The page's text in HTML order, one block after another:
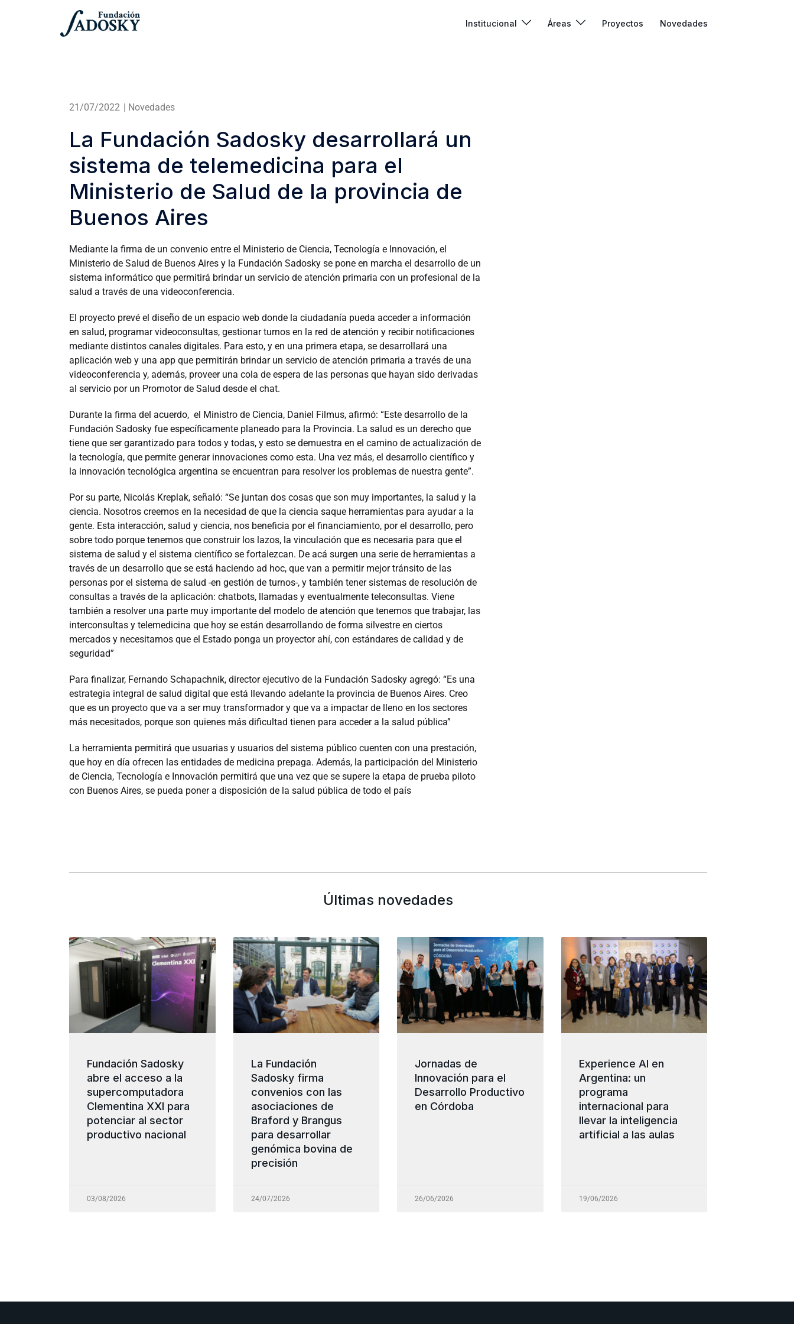
Institucional Áreas Proyectos Novedades
21/07/2022 | Novedades
La Fundación Sadosky desarrollará un
sistema de telemedicina para el
Ministerio de Salud de la provincia de
Buenos Aires
Mediante la firma de un convenio entre el Ministerio de Ciencia, Tecnología e Innovación, el
Ministerio de Salud de Buenos Aires y la Fundación Sadosky se pone en marcha el desarrollo de un
sistema informático que permitirá brindar un servicio de atención primaria con un profesional de la
salud a través de una videoconferencia.
El proyecto prevé el diseño de un espacio web donde la ciudadanía pueda acceder a información
en salud, programar videoconsultas, gestionar turnos en la red de atención y recibir notificaciones
mediante distintos canales digitales. Para esto, y en una primera etapa, se desarrollará una
aplicación web y una app que permitirán brindar un servicio de atención primaria a través de una
videoconferencia y, además, proveer una cola de espera de las personas que hayan sido derivadas
al servicio por un Promotor de Salud desde el chat.
Durante la firma del acuerdo, el Ministro de Ciencia, Daniel Filmus, afirmó: “Este desarrollo de la
Fundación Sadosky fue específicamente planeado para la Provincia. La salud es un derecho que
tiene que ser garantizado para todos y todas, y esto se demuestra en el camino de actualización de
la tecnología, que permite generar innovaciones como esta. Una vez más, el desarrollo científico y
la innovación tecnológica argentina se encuentran para resolver los problemas de nuestra gente”.
Por su parte, Nicolás Kreplak, señaló: “Se juntan dos cosas que son muy importantes, la salud y la
ciencia. Nosotros creemos en la necesidad de que la ciencia saque herramientas para ayudar a la
gente. Esta interacción, salud y ciencia, nos beneficia por el financiamiento, por el desarrollo, pero
sobre todo porque tenemos que construir los lazos, la vinculación que es necesaria para que el
sistema de salud y el sistema científico se fortalezcan. De acá surgen una serie de herramientas a
través de un desarrollo que se está haciendo ad hoc, que van a permitir mejor tránsito de las
personas por el sistema de salud -en gestión de turnos-, y también tener sistemas de resolución de
consultas a través de la aplicación: chatbots, llamadas y eventualmente teleconsultas. Viene
también a resolver una parte muy importante del modelo de atención que tenemos que trabajar, las
interconsultas y telemedicina que hoy se están desarrollando de forma silvestre en ciertos
mercados y necesitamos que el Estado ponga un proyector ahí, con estándares de calidad y de
seguridad”
Para finalizar, Fernando Schapachnik, director ejecutivo de la Fundación Sadosky agregó: “Es una
estrategia integral de salud digital que está llevando adelante la provincia de Buenos Aires. Creo
que es un proyecto que va a ser muy transformador y que va a impactar de lleno en los sectores
más necesitados, porque son quienes más dificultad tienen para acceder a la salud pública”
La herramienta permitirá que usuarias y usuarios del sistema público cuenten con una prestación,
que hoy en día ofrecen las entidades de medicina prepaga. Además, la participación del Ministerio
de Ciencia, Tecnología e Innovación permitirá que una vez que se supere la etapa de prueba piloto
con Buenos Aires, se pueda poner a disposición de la salud pública de todo el país
Últimas novedades
Fundación Sadosky
abre el acceso a la
supercomputadora
Clementina XXI para
potenciar al sector
productivo nacional
03/08/2026
La Fundación
Sadosky firma
convenios con las
asociaciones de
Braford y Brangus
para desarrollar
genómica bovina de
precisión
24/07/2026
Jornadas de
Innovación para el
Desarrollo Productivo
en Córdoba
26/06/2026
Experience AI en
Argentina: un
programa
internacional para
llevar la inteligencia
artificial a las aulas
19/06/2026